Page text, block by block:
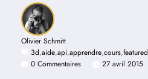
Olivier Schmitt
3d,aide,api,apprendre,cours,featured
0 Commentaires
27 avril 2015